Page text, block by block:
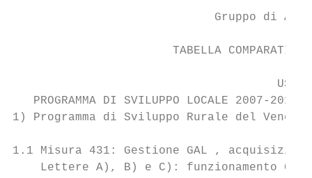
Gruppo di
TABELLA
PROGRAMMA DI SVILUPPO LOCALE 2007-2013
1) Programma di Sviluppo Rurale
1.1 Misura 431: Gestione GAL , acquisizione
Lettere A), B) e C): funzionamento